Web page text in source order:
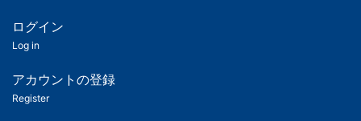
匿
名
ユ
ログイン
Log in
アカウントの登録
Register